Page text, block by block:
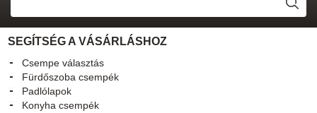
SEGÍTSÉG A VÁSÁRLÁSHOZ
Csempe választás
Fürdőszoba csempék
Padlólapok
Konyha csempék